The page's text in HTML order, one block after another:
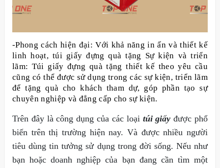
-Phong cách hiện đại: Với khả năng in ấn và thiết kế
linh hoạt, túi giấy đựng quà tặng Sự kiện và triển
lãm: Túi giấy đựng quà tặng thiết kế theo yêu cầu
cũng có thể được sử dụng trong các sự kiện, triển lãm
để tặng quà cho khách tham dự, góp phần tạo sự
chuyên nghiệp và đẳng cấp cho sự kiện.
Trên đây là công dụng của các loại túi giấy được phổ
biến trên thị trường hiện nay. Và được nhiều người
tiêu dùng tin tưởng sử dụng trong đời sống. Nếu như
bạn hoặc doanh nghiệp của bạn đang cần tìm một